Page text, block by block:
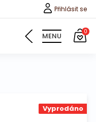
Přihlásit se
MENU 0
Vyprodáno